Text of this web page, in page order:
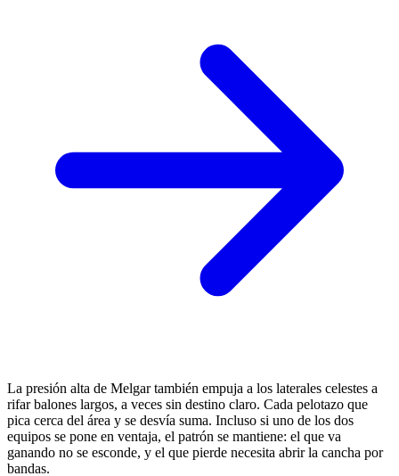
La presión alta de Melgar también empuja a los laterales celestes a
rifar balones largos, a veces sin destino claro. Cada pelotazo que
pica cerca del área y se desvía suma. Incluso si uno de los dos
equipos se pone en ventaja, el patrón se mantiene: el que va
ganando no se esconde, y el que pierde necesita abrir la cancha por
bandas.